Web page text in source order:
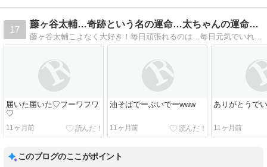
17
藤ヶ谷太輔…奇跡という名の運命…太ちゃんの運命girl…
藤ヶ谷太輔こよなく大好き！毎日頑張れるのは…毎日元気でいれるのは全部太ちゃんのお陰…太ちゃんがいてくれるから…さぉリンゴはいます！
届いた届いた♡フーワフワ
♡
11ヶ月前
油そばでーぶいでーwww
11ヶ月前
ありがとうで
11ヶ月前
このブログのここがポイント